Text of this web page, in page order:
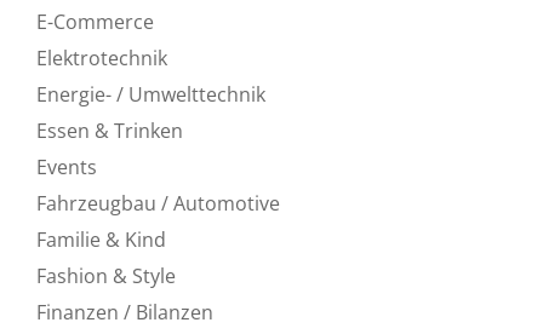
E-Commerce
Elektrotechnik
Energie- / Umwelttechnik
Essen & Trinken
Events
Fahrzeugbau / Automotive
Familie & Kind
Fashion & Style
Finanzen / Bilanzen